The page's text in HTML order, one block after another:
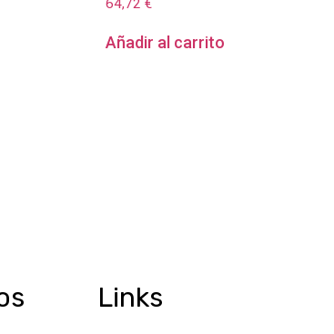
Añadir al carrito
Links